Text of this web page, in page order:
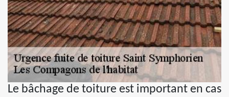
Le bâchage de toiture est important en cas